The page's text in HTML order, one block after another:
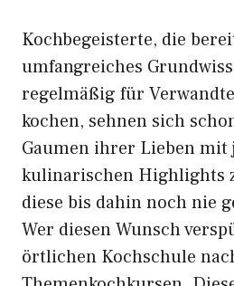
Kochbegeisterte, die
umfangreiches
regelmäßig für
kochen, sehnen sich
Gaumen ihrer Lieben mit
kulinarischen Highlights
diese bis dahin noch nie
Wer diesen Wunsch
örtlichen Kochschule